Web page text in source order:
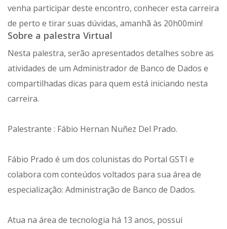
venha participar deste encontro, conhecer esta carreira
de perto e tirar suas dúvidas, amanhã às 20h00min!
Sobre a palestra Virtual
Nesta palestra, serão apresentados detalhes sobre as
atividades de um Administrador de Banco de Dados e
compartilhadas dicas para quem está iniciando nesta
carreira.
Palestrante : Fábio Hernan Nuñez Del Prado.
Fábio Prado é um dos colunistas do Portal GSTI e
colabora com conteúdos voltados para sua área de
especialização: Administração de Banco de Dados.
Atua na área de tecnologia há 13 anos, possui